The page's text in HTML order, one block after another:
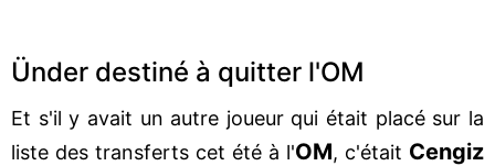
Ünder destiné à quitter l'OM
Et s'il y avait un autre joueur qui était placé sur la
liste des transferts cet été à l'OM, c'était Cengiz